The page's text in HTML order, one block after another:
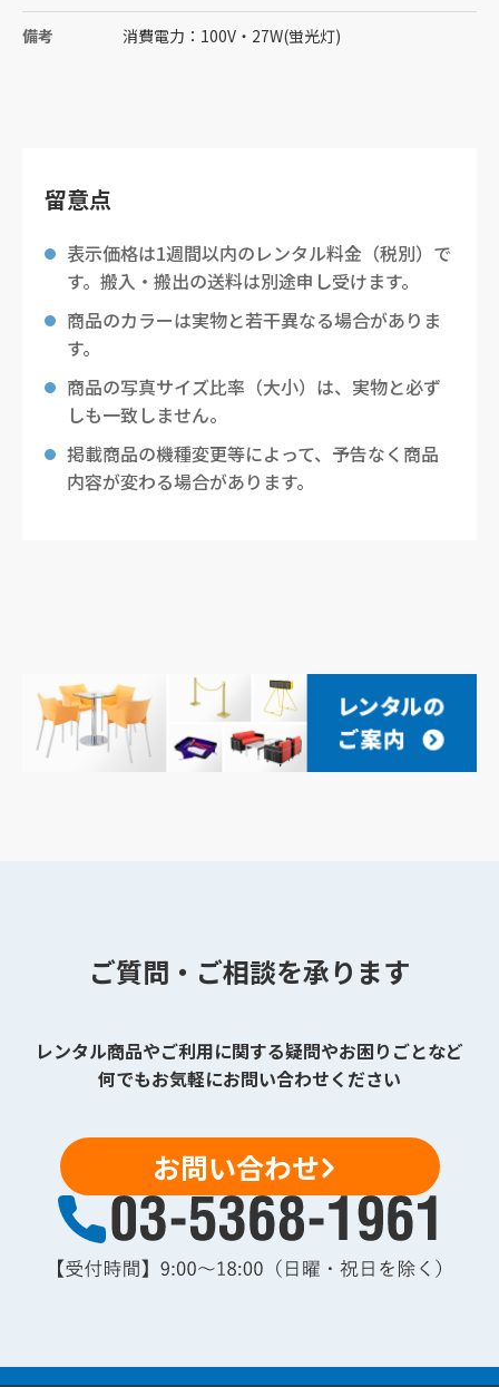
備考 消費電力：100V・27W(蛍光灯)
留意点
表示価格は1週間以内のレンタル料金（税別）で
す。搬入・搬出の送料は別途申し受けます。
商品のカラーは実物と若干異なる場合がありま
す。
商品の写真サイズ比率（大小）は、実物と必ず
しも一致しません。
掲載商品の機種変更等によって、予告なく商品
内容が変わる場合があります。
ご質問・ご相談を承ります
レンタル商品やご利用に関する疑問やお困りごとなど
何でもお気軽にお問い合わせください
お問い合わせ